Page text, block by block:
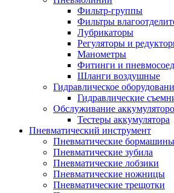
Фильтр-группы
Фильтры
Лубрикаторы
Регуляторы и
Манометры
Фитинги и
Шланги воздушные
Гидравлическое
Гидравлические
Обслуживание
Тестеры аккумулятора
Пневматический инструмент
Пневматические
Пневматические зубила
Пневматические лобзики
Пневматические ножницы
Пневматические трещотки